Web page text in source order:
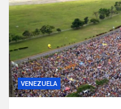
VENEZUELA